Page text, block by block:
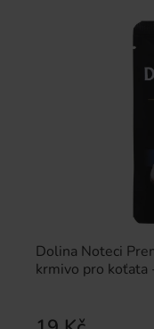
Dolina Noteci
krmivo pro koťata